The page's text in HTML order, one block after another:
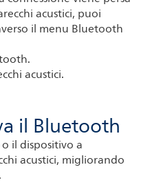
acustici, puoi
il menu Bluetooth
acustici.
il Bluetooth
il dispositivo a
acustici, migliorando